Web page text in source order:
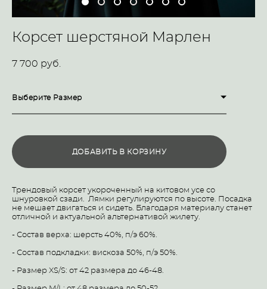
Корсет шерстяной Марлен
7 700 pуб.
Выберите Размер
ДОБАВИТЬ В КОРЗИНУ
Трендовый корсет укороченный на китовом усе со
шнуровкой сзади. Лямки регулируются по высоте. Посадка
не мешает двигаться и сидеть. Благодаря материалу станет
отличной и актуальной альтернативой жилету.
- Состав верха: шерсть 40%, п/э 60%.
- Состав подкладки: вискоза 50%, п/э 50%.
- Размер XS/S: от 42 размера до 46-48.